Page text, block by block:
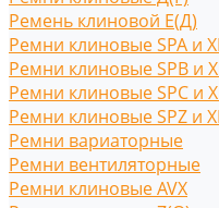
Ремень клиновой Е(Д)
Ремни клиновые SPA и
Ремни клиновые SPB и
Ремни клиновые SPC и
Ремни клиновые SPZ и
Ремни вариаторные
Ремни вентиляторные
Ремни клиновые AVX